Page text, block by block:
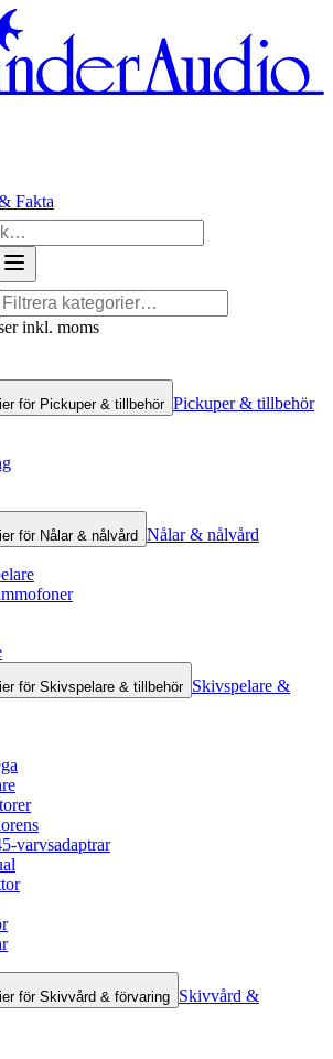
Fakta
inkl. moms
för Pickuper & tillbehör Pickuper & tillbehör
för Nålar & nålvård Nålar & nålvård
för Skivspelare & tillbehör Skivspelare &
varvsadaptrar
för Skivvård & förvaring Skivvård &